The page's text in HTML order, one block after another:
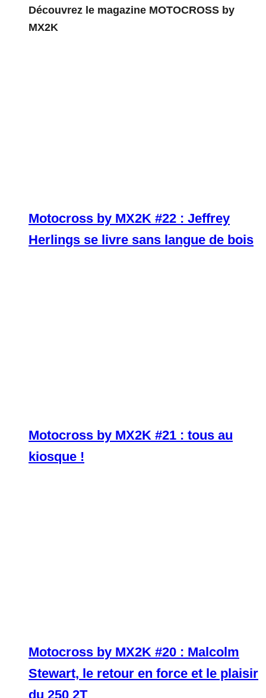
Découvrez le magazine MOTOCROSS by
MX2K
Motocross by MX2K #22 : Jeffrey
Herlings se livre sans langue de bois
Motocross by MX2K #21 : tous au
kiosque !
Motocross by MX2K #20 : Malcolm
Stewart, le retour en force et le plaisir
du 250 2T